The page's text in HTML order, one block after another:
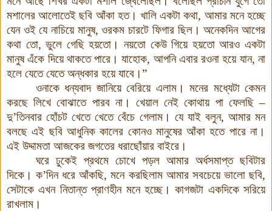
মশালের আলোতেই ছবি আঁকা হত। খালি একটা কথা, আমার মনে হচ্ছে
যেন ওই যে নাচিয়ে মানুষ, ওরকম চারটে ফিগার ছিল। অনেকদিন আগের
কথা তো, ভুলে গেছি হয়তো ।নয়তো কেউ গিয়ে হয়তো আরও একটা
মানুষ এঁকে দিয়ে থাকতে পারে। যাহোক, আপনি এবার রওনা হয়ে যান, না
হলে যেতে যেতে অন্ধকার হয়ে যাবে।”
ওনাকে ধন্যবাদ জানিয়ে বেরিয়ে এলাম। মনের মধ্যেটা কেমন
করছে লিখে বোঝাতে পারব না।খেয়াল নেই কোথায় পা ফেলছি –
দু’তিনবার হোঁচট খেতে খেতে বেঁচে গেলাম। যে যাই বলুন, আমার মন
বলছে এই ছবি আধুনিক কালের কোনও মানুষের আঁকা হতে পারে না।
এই উদ্দামতা আজকের জগতের ধরাছোঁয়ার বাইরে।
ঘরে ঢুকেই প্রথমে চোখে পড়ল আমার অর্ধসমাপ্ত ছবিটার
দিকে। ক’দিন ধরে আঁকছি, মনে করছিলাম আমার সবচেয়ে ভালো ছবি,
সেটাকে এখন নিতান্ত প্রাণহীন মনে হচ্ছে। কাগজটা একদিকে সরিয়ে
রাখলাম।